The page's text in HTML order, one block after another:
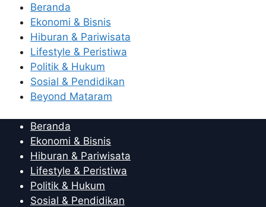
Beranda
Ekonomi & Bisnis
Hiburan & Pariwisata
Lifestyle & Peristiwa
Politik & Hukum
Sosial & Pendidikan
Beyond Mataram
Beranda
Ekonomi & Bisnis
Hiburan & Pariwisata
Lifestyle & Peristiwa
Politik & Hukum
Sosial & Pendidikan